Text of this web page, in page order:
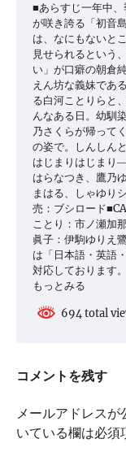
■あらすじ一年中、
が咲き誇る「初音
は、なにもないと
見せられるという
い」が口癖の朝倉
えん坊な義妹であ
る白河ことりらと
んなある日。幼馴
乃さくらが帰って
の姿で。しんしん
はじまりはじまり
はらなつき、鷹乃
まはる、しゃゆり
売：ブシロード
ことり：市ノ瀬加
眞子：伊駒ゆりえ
は「日本語・英語
対応しております。
もっとみる
694 total
コメントを残す
メールアドレスが
いている欄は必須